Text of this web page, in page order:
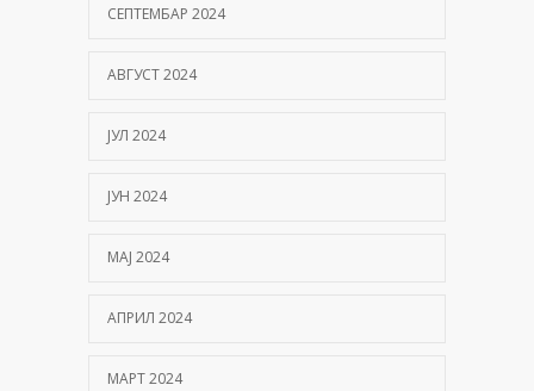
СЕПТЕМБАР 2024
АВГУСТ 2024
ЈУЛ 2024
ЈУН 2024
МАЈ 2024
АПРИЛ 2024
МАРТ 2024